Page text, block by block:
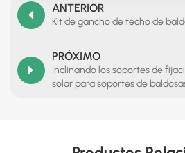
ANTERIOR
Kit de gancho de techo de
PRÓXIMO
Inclinando los soportes de
solar para soportes de